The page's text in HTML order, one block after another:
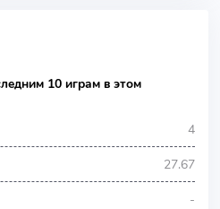
10 играм в этом
4
27.67
-